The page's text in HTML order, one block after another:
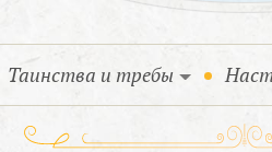
Таинства и требы